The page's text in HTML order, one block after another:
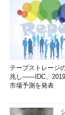
が変わっても基
ん。
「フルスクラッ
「要件定義段階
回は引き続き、
します。
テープストレージ
兆し――IDC、
市場予測を発表